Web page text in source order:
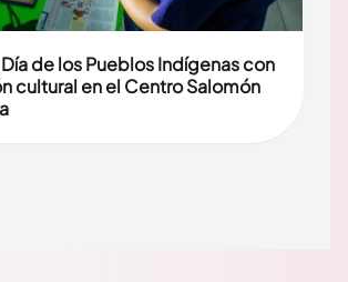
de los Pueblos Indígenas con
cultural en el Centro Salomón